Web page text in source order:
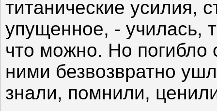
титанические усилия,
упущенное, - училась,
что можно. Но
ними безвозвратно
знали, помнили,